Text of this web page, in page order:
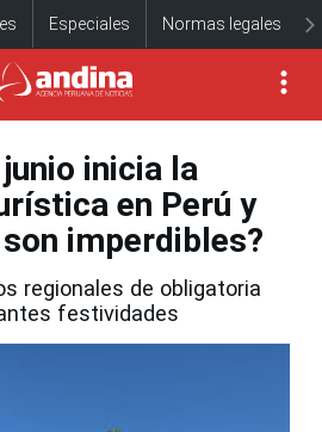
Especiales Normas legales
inicia la
en Perú y
imperdibles?
regionales de obligatoria
festividades